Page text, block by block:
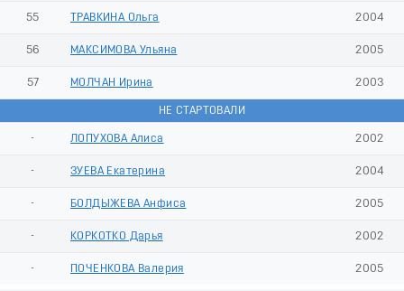
55 ТРАВКИНА Ольга 2004
56 МАКСИМОВА Ульяна 2005
57 МОЛЧАН Ирина 2003
НЕ СТАРТОВАЛИ
- ЛОПУХОВА Алиса 2002
- ЗУЕВА Екатерина 2004
- БОЛДЫЖЕВА Анфиса 2005
- КОРКОТКО Дарья 2002
- ПОЧЕНКОВА Валерия 2005